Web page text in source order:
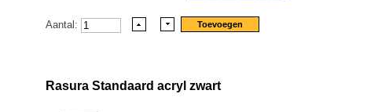
Aantal:
Rasura Standaard acryl zwart